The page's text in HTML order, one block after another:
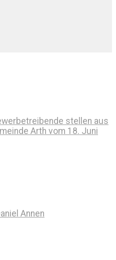
stellen aus
Arth vom 18. Juni
Annen